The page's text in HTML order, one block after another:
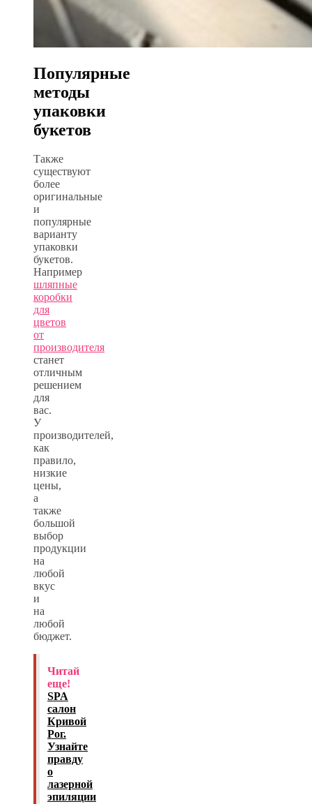
Популярные
методы
упаковки
букетов
Также
существуют
более
оригинальные
и
популярные
варианту
упаковки
букетов.
Например
шляпные
коробки
для
цветов
от
производителя
станет
отличным
решением
для
вас.
У
производителей,
как
правило,
низкие
цены,
а
также
большой
выбор
продукции
на
любой
вкус
и
на
любой
бюджет.
Читай
еще!
SPA
салон
Кривой
Рог.
Узнайте
правду
о
лазерной
эпиляции